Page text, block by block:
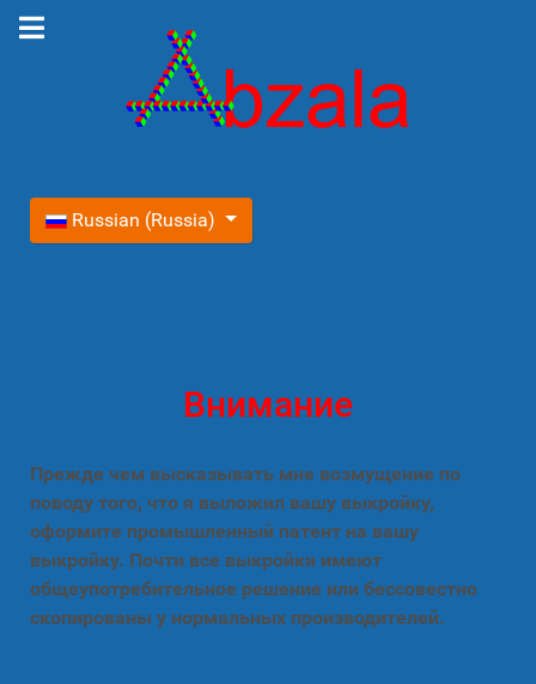
Выберите язык
Russian (Russia)
Внимание
Прежде чем высказывать мне возмущение по
поводу того, что я выложил вашу выкройку,
оформите промышленный патент на вашу
выкройку. Почти все выкройки имеют
общеупотребительное решение или бессовестно
скопированы у нормальных производителей.